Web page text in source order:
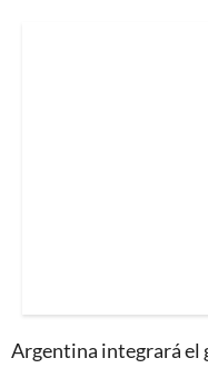
Argentina integrará el